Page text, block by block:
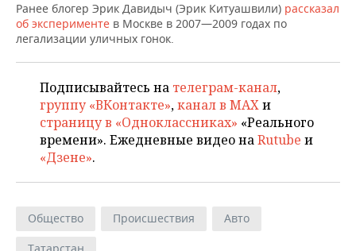
ОТКРЫТАЯ ЛЕКЦИЯ
БАСКЕТБОЛ
КИБЕРСПОРТ
ФИГУРНОЕ КАТАНИЕ
ВОДНЫЕ ВИДЫ СПОРТА
ИНФРАСТРУКТУРА
КУЛЬТУРА
МЕДИЦИНА
ОБРАЗОВАНИЕ
СПРАВОЧНИК
СПИСОК КОМПАНИЙ
Ранее блогер Эрик Давидыч (Эрик Китуашвили) рассказал
об эксперименте в Москве в 2007—2009 годах по
легализации уличных гонок.
Подписывайтесь на телеграм-канал,
группу «ВКонтакте»,канал в MAXи
страницу в «Одноклассниках» «Реального
времени». Ежедневные видео наRutube и
«Дзене».
Общество Происшествия
Авто